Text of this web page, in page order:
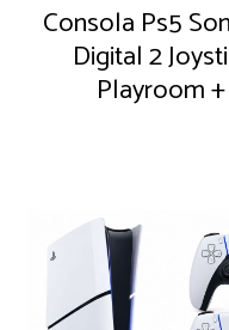
Consola Ps5
Digital 2
Playroom